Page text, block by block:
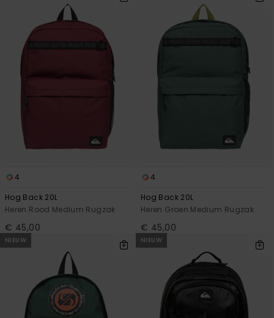
4
Hog Back 20L
Heren Rood Medium Rugzak
€ 45,00
4
Hog Back 20L
Heren Groen Medium Rugzak
€ 45,00
NIEUW NIEUW